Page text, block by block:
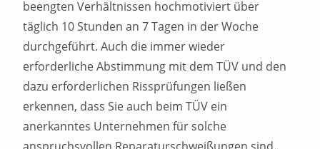
beengten Verhältnissen hochmotiviert über
täglich 10 Stunden an 7 Tagen in der Woche
durchgeführt. Auch die immer wieder
erforderliche Abstimmung mit dem TÜV und den
dazu erforderlichen Rissprüfungen ließen
erkennen, dass Sie auch beim TÜV ein
anerkanntes Unternehmen für solche